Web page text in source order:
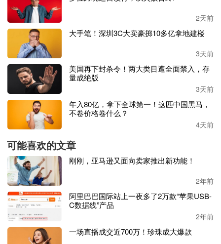
通过Amazon、Walmart等第三方电商平台和Retro Stage等垂
直独立站，赛维在欧美等市场销售产品。
作为铺货型大卖，赛维在各个第三方平台的店铺也不在少
数。
2020年，赛维在各个第三方平台的店铺总数达到1405个，
中亚马逊店铺
661个
Wish店铺357个、eBay店铺293个；到
了2021年，其店铺总量减少至933个，到了2022年又减至722
个。在这其中，
赛维逃离了Wish，店铺数从357个减至4
个
其在亚马逊上的布局也在这几年中采取了精简、聚焦的战
略，店铺数量从
661减至今年上半年的430个，3年砍掉231个
亚马逊店铺，全部店铺砍半数
“品牌化”路线。
可惜的是，虽然精减了亚马逊店铺，赛维还是与其他铺货型
大卖一样，对亚马逊依赖过重。就今年上半年来说，其在亚
马逊上的营收就占了全部营收的88.32%，去年同期为88.5
8%，基本没变动。
2天前
大手笔！深圳3C大卖豪掷10多亿拿地建楼
3天前
美国再下封杀令！两大类目遭全面禁入，存
量成绝版
3天前
年入80亿，拿下全球第一！这匹中国黑马，
不卷价格卷什么？
4天前
可能喜欢的文章
刚刚，亚马逊又面向卖家推出新功能！
2年前
阿里巴巴国际站上一夜多了2万款“苹果USB-
C数据线”产品
2年前
一场直播成交近700万！珍珠成大爆款